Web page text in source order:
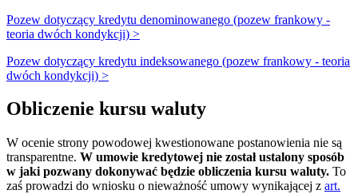
Pozew dotyczący kredytu denominowanego (pozew frankowy -
teoria dwóch kondykcji) >
Pozew dotyczący kredytu indeksowanego (pozew frankowy - teoria
dwóch kondykcji) >
Obliczenie kursu waluty
W ocenie strony powodowej kwestionowane postanowienia nie są
transparentne. W umowie kredytowej nie został ustalony sposób
w jaki pozwany dokonywać będzie obliczenia kursu waluty. To
zaś prowadzi do wniosku o nieważność umowy wynikającej z art.